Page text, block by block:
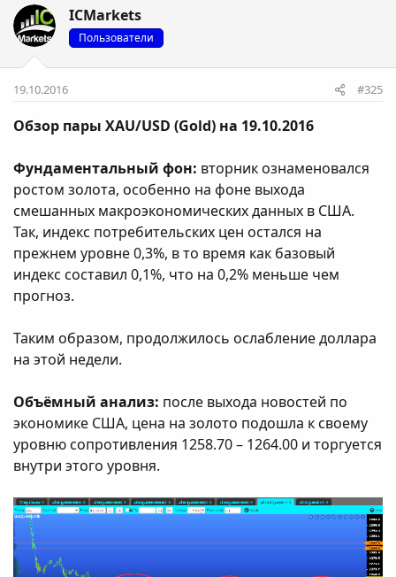
ICMarkets
Пользователи
19.10.2016 #325
Обзор пары XAU/USD (Gold) на 19.10.2016
Фундаментальный фон: вторник ознаменовался
ростом золота, особенно на фоне выхода
смешанных макроэкономических данных в США.
Так, индекс потребительских цен остался на
прежнем уровне 0,3%, в то время как базовый
индекс составил 0,1%, что на 0,2% меньше чем
прогноз.
Таким образом, продолжилось ослабление доллара
на этой недели.
Объёмный анализ: после выхода новостей по
экономике США, цена на золото подошла к своему
уровню сопротивления 1258.70 – 1264.00 и торгуется
внутри этого уровня.